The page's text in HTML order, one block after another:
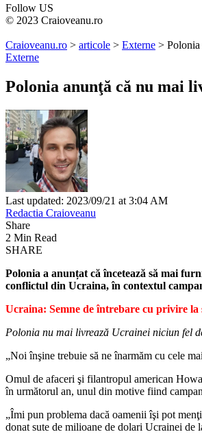
Follow US
© 2023 Craioveanu.ro
Craioveanu.ro > articole > Externe >
Externe
Polonia anunţă că nu mai
Last updated: 2023/09/21 at 3:04 AM
Redactia Craioveanu
Share
2 Min Read
SHARE
Polonia a anunțat că încetează să mai
conflictul din Ucraina, în contextul
Ucraina: Semne de întrebare cu privire
Polonia nu mai livrează Ucrainei niciun fel
„Noi înşine trebuie să ne înarmăm cu cele
Omul de afaceri şi filantropul american
în următorul an, unul din motive fiind
„Îmi pun problema dacă oamenii îşi pot
donat sute de milioane de dolari Ucrainei de